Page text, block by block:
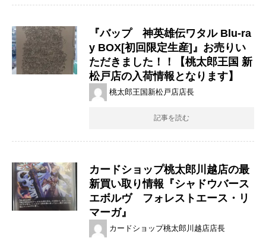
『バップ 神英雄伝ワタル ​Blu-ra
y ​BOX[初回限定生産]』お売りい
ただきました！！【桃太郎王国 新
松戸店の入荷情報となります】
桃太郎王国新松戸店店長
記事を読む
カードショップ桃太郎川越店の最
新買い取り情報『シャドウバース
エボルヴ フォレストエース・リ
マーガ』
カードショップ桃太郎川越店店長